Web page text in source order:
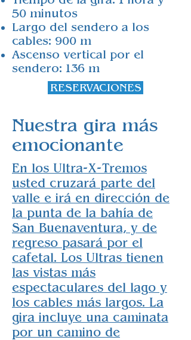
50 minutos
Largo del sendero a los
cables: 900 m
Ascenso vertical por el
sendero: 136 m
RESERVACIONES
Nuestra gira más
emocionante
En los Ultra-X-Tremos
usted cruzará parte del
valle e irá en dirección de
la punta de la bahía de
San Buenaventura, y de
regreso pasará por el
cafetal. Los Ultras tienen
las vistas más
espectaculares del lago y
los cables más largos. La
gira incluye una caminata
por un camino de